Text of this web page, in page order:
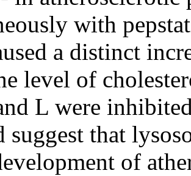
with
a distinct
level of
L were
suggest that
of